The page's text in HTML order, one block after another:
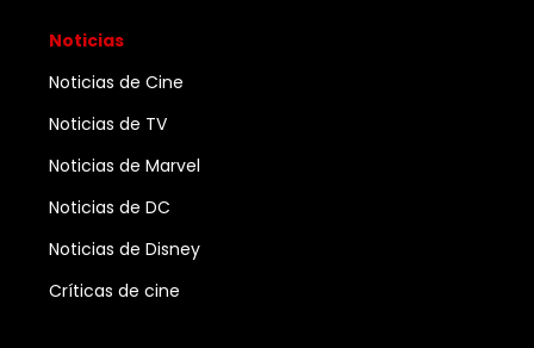
Noticias
Noticias de Cine
Noticias de TV
Noticias de Marvel
Noticias de DC
Noticias de Disney
Críticas de cine